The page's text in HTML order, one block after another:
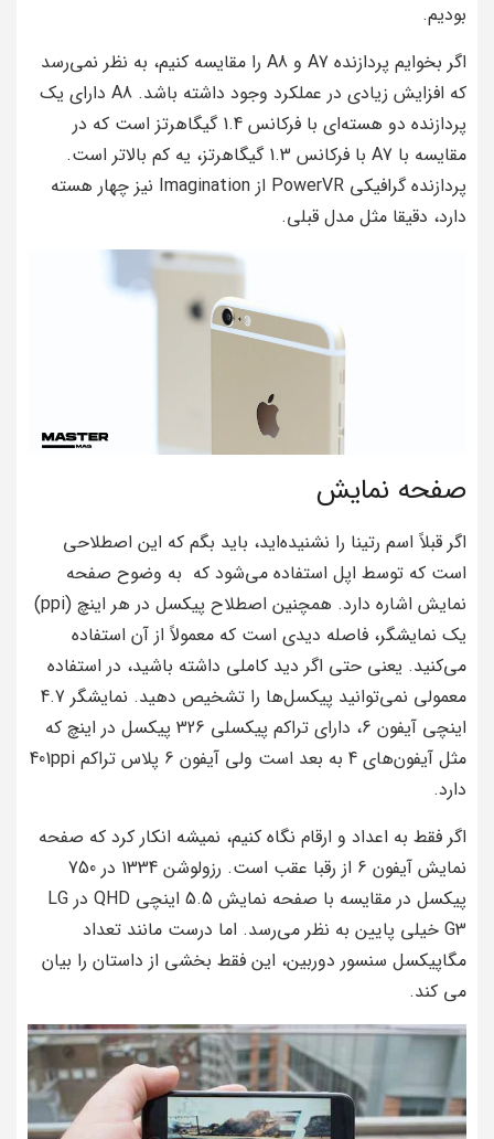
بودیم.
اگر بخوایم پردازنده A7 و A8 را مقایسه کنیم، به نظر نمی‌رسد
که افزایش زیادی در عملکرد وجود داشته باشد. A8 دارای یک
پردازنده دو هسته‌ای با فرکانس 1.4 گیگاهرتز است که در
مقایسه با A7 با فرکانس 1.3 گیگاهرتز، یه کم بالاتر است.
پردازنده گرافیکی PowerVR از Imagination نیز چهار هسته
دارد، دقیقا مثل مدل قبلی.
صفحه نمایش
اگر قبلاً اسم رتینا را نشنیده‌اید، باید بگم که این اصطلاحی
است که توسط اپل استفاده می‌شود که به وضوح صفحه
نمایش اشاره دارد. همچنین اصطلاح پیکسل در هر اینچ (ppi)
یک نمایشگر، فاصله دیدی است که معمولاً از آن استفاده
می‌کنید. یعنی حتی اگر دید کاملی داشته باشید، در استفاده
معمولی نمی‌توانید پیکسل‌ها را تشخیص دهید. نمایشگر 4.7
اینچی آیفون 6، دارای تراکم پیکسلی 326 پیکسل در اینچ که
مثل آیفون‌های 4 به بعد است ولی آیفون 6 پلاس تراکم 401ppi
دارد.
اگر فقط به اعداد و ارقام نگاه کنیم، نمیشه انکار کرد که صفحه
نمایش آیفون 6 از رقبا عقب است. رزولوشن 1334 در 750
پیکسل در مقایسه با صفحه نمایش 5.5 اینچی QHD در LG
G3 خیلی پایین به نظر می‌رسد. اما درست مانند تعداد
مگاپیکسل سنسور دوربین، این فقط بخشی از داستان را بیان
می کند.